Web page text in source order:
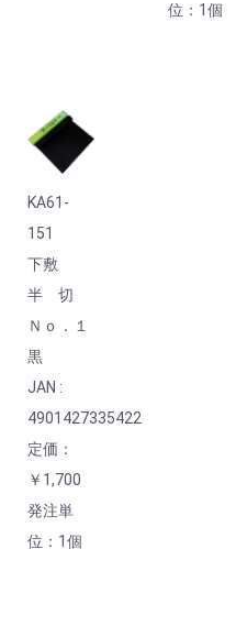
位：1個
KA61-
151
下敷
半 切
Ｎｏ．１
黒
JAN :
4901427335422
定価：
￥1,700
発注単
位：1個